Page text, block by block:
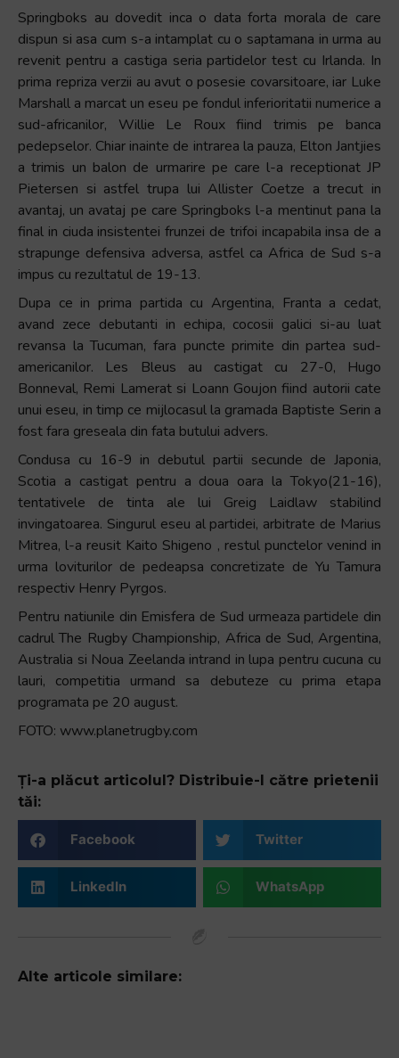
Springboks au dovedit inca o data forta morala de care
dispun si asa cum s-a intamplat cu o saptamana in urma au
revenit pentru a castiga seria partidelor test cu Irlanda. In
prima repriza verzii au avut o posesie covarsitoare, iar Luke
Marshall a marcat un eseu pe fondul inferioritatii numerice a
sud-africanilor, Willie Le Roux fiind trimis pe banca
pedepselor. Chiar inainte de intrarea la pauza, Elton Jantjies
a trimis un balon de urmarire pe care l-a receptionat JP
Pietersen si astfel trupa lui Allister Coetze a trecut in
avantaj, un avataj pe care Springboks l-a mentinut pana la
final in ciuda insistentei frunzei de trifoi incapabila insa de a
strapunge defensiva adversa, astfel ca Africa de Sud s-a
impus cu rezultatul de 19-13.
Dupa ce in prima partida cu Argentina, Franta a cedat,
avand zece debutanti in echipa, cocosii galici si-au luat
revansa la Tucuman, fara puncte primite din partea sud-
americanilor. Les Bleus au castigat cu 27-0, Hugo
Bonneval, Remi Lamerat si Loann Goujon fiind autorii cate
unui eseu, in timp ce mijlocasul la gramada Baptiste Serin a
fost fara greseala din fata butului advers.
Condusa cu 16-9 in debutul partii secunde de Japonia,
Scotia a castigat pentru a doua oara la Tokyo(21-16),
tentativele de tinta ale lui Greig Laidlaw stabilind
invingatoarea. Singurul eseu al partidei, arbitrate de Marius
Mitrea, l-a reusit Kaito Shigeno , restul punctelor venind in
urma loviturilor de pedeapsa concretizate de Yu Tamura
respectiv Henry Pyrgos.
Pentru natiunile din Emisfera de Sud urmeaza partidele din
cadrul The Rugby Championship, Africa de Sud, Argentina,
Australia si Noua Zeelanda intrand in lupa pentru cucuna cu
lauri, competitia urmand sa debuteze cu prima etapa
programata pe 20 august.
FOTO: www.planetrugby.com
Ți-a plăcut articolul? Distribuie-l către prietenii
tăi:
Facebook Twitter
LinkedIn WhatsApp
Alte articole similare: